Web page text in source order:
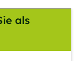
als